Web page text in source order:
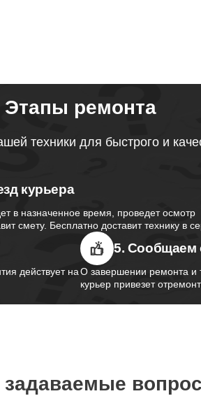
Thunderobot
ноутбуков
питания ноутбуков
Thunderobot
Этапы ремонта
техники для быстрого и
курьера
в назначенное время, проведет осмотр
смету. Бесплатно доставит технику в
действует на
5. Сообщаем
О завершении ремонта и
курьер привезет
задаваемые